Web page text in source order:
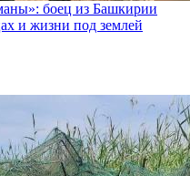
боец из Башкирии
и жизни под землей